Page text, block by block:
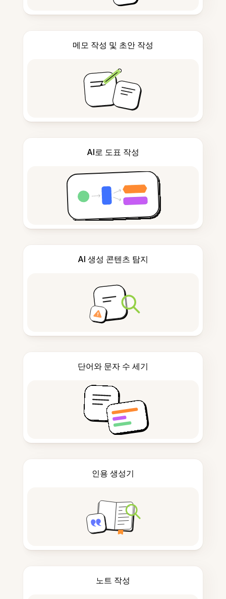
메모 작성 및 초안 작성
AI로 도표 작성
AI 생성 콘텐츠 탐지
단어와 문자 수 세기
인용 생성기
노트 작성